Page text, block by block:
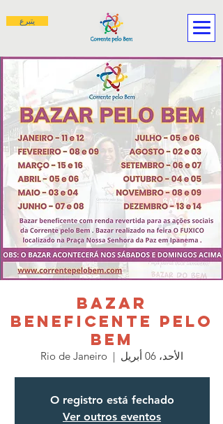
يتبرع
BAZAR
BENEFICENTE PELO
BEM
الأحد، 06 أبريل
  |
Rio de Janeiro
O registro está fechado
Ver outros eventos